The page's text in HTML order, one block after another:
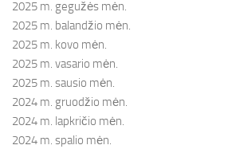
2025 m. gegužės mėn.
2025 m. balandžio mėn.
2025 m. kovo mėn.
2025 m. vasario mėn.
2025 m. sausio mėn.
2024 m. gruodžio mėn.
2024 m. lapkričio mėn.
2024 m. spalio mėn.